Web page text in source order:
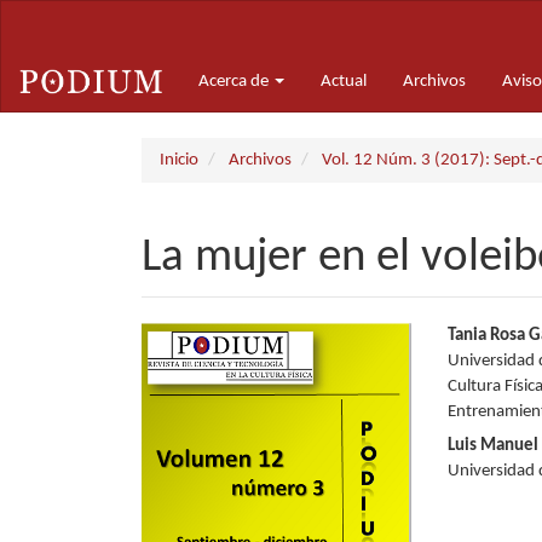
principal
Barra
Acerca de Actual Archivos
Inicio Archivos Vol. 12 Núm. 3 (2017): Sept.-
La mujer en el
Barra
lateral
artículo
del
Tania Rosa
Universidad
Cultura
Luis Manuel
Universidad